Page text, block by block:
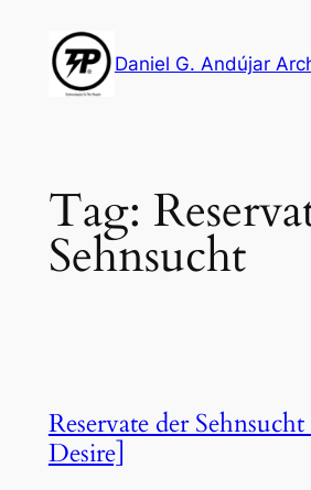
content
Daniel G. Andújar
Tag:
Sehnsucht
Reservate der
Desire]